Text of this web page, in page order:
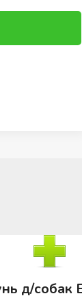
д/собак